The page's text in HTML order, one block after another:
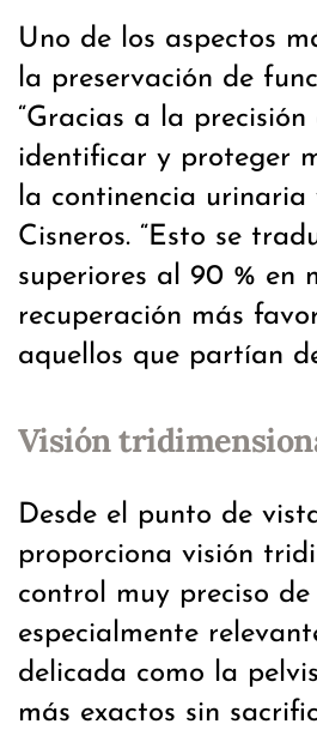
Uno de los aspectos
la preservación de
“Gracias a la
identificar y proteger
la continencia urinaria
Cisneros. “Esto se
superiores al 90 % en
recuperación más
aquellos que partían
Visión
Desde el punto de
proporciona visión
control muy preciso
especialmente
delicada como la
más exactos sin